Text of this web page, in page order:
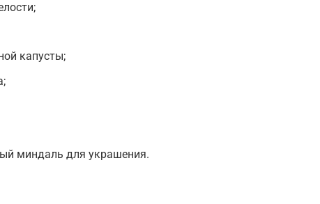
капусты;
миндаль для украшения.